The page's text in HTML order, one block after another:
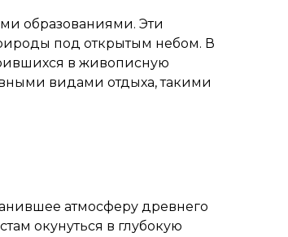
образованиями. Эти
под открытым небом. В
в живописную
видами отдыха, такими
атмосферу древнего
окунуться в глубокую